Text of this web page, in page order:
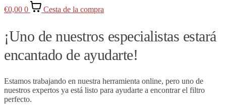
€0,00 0 Cesta de la compra
¡Uno de nuestros especialistas estará
encantado de ayudarte!
Estamos trabajando en nuestra herramienta online, pero uno de
nuestros expertos ya está listo para ayudarte a encontrar el filtro
perfecto.